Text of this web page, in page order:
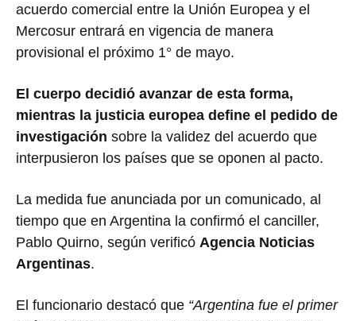
acuerdo comercial entre la Unión Europea y el
Mercosur entrará en vigencia de manera
provisional el próximo 1° de mayo.
El cuerpo decidió avanzar de esta forma,
mientras la justicia europea define el pedido de
investigación sobre la validez del acuerdo que
interpusieron los países que se oponen al pacto.
La medida fue anunciada por un comunicado, al
tiempo que en Argentina la confirmó el canciller,
Pablo Quirno, según verificó Agencia Noticias
Argentinas.
El funcionario destacó que “Argentina fue el primer